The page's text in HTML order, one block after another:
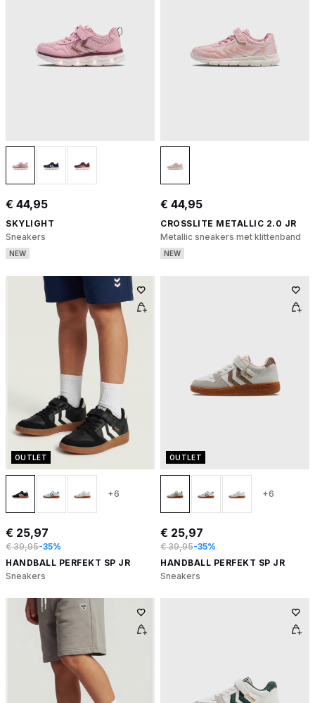
€ 44,95
SKYLIGHT
Sneakers
NEW
€ 44,95
CROSSLITE METALLIC 2.0 JR
Metallic sneakers met klittenband
NEW
OUTLET
+6
€ 25,97
€ 39,95-35%
HANDBALL PERFEKT SP JR
Sneakers
OUTLET
+6
€ 25,97
€ 39,95-35%
HANDBALL PERFEKT SP JR
Sneakers